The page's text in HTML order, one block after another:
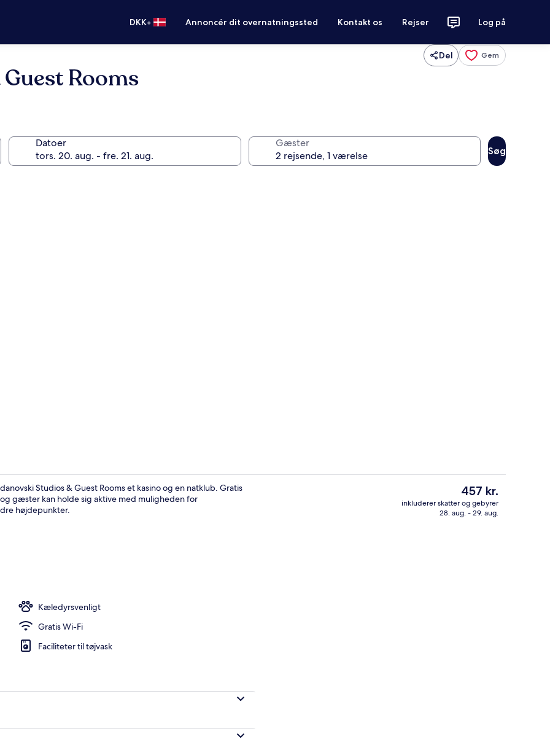
DKK• Annoncér dit overnatningssted Kontakt os Rejser Log på
Del Gem
Rooms
Datoer Gæster
Søg
Skrivebord, lydisolering, strygejern/
Studios & Guest Rooms et kasino og en natklub. Gratis
gæster kan holde sig aktive med muligheden for
højdepunkter.
Kæledyrsvenligt
Gratis Wi-Fi
Faciliteter til tøjvask
Den
nuværende
pris
457 kr.
inkluderer skatter og gebyrer
28. aug. - 29. aug.